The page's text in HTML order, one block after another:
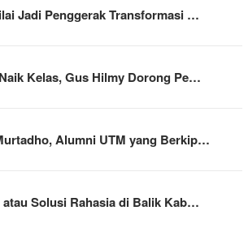
Jadi Penggerak Transformasi …
Kelas, Gus Hilmy Dorong Pe…
Alumni UTM yang Berkip…
atau Solusi Rahasia di Balik Kab…